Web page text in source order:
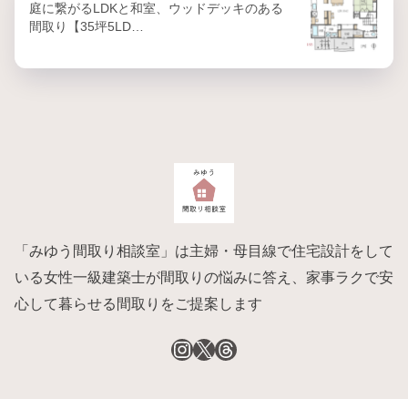
庭に繋がるLDKと和室、ウッドデッキのある
間取り【35坪5LD…
「みゆう間取り相談室」は主婦・母目線で住宅設計をして
いる女性一級建築士が間取りの悩みに答え、家事ラクで安
心して暮らせる間取りをご提案します